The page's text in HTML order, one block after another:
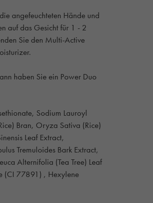
angefeuchteten Hände und
auf das Gesicht für 1 - 2
Sie den Multi-Active
haben Sie ein Power Duo
Sodium Lauroyl
Bran, Oryza Sativa (Rice)
Leaf Extract,
Tremuloides Bark Extract,
Alternifolia (Tea Tree) Leaf
(CI 77891) , Hexylene